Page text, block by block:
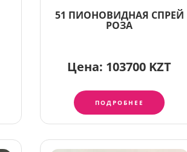
51 ПИОНОВИДНАЯ СПРЕЙ
РОЗА
Цена: 103700 KZT
ПОДРОБНЕЕ